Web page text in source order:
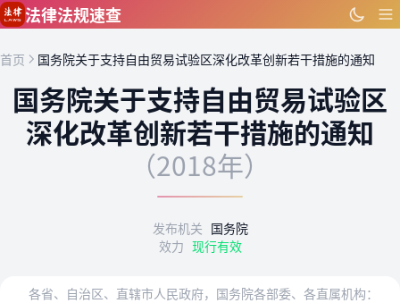
跳到主要内容
法律法规速查
首页 国务院关于支持自由贸易试验区深化改革创新若干措施的通知
国务院关于支持自由贸易试验区
深化改革创新若干措施的通知
（2018年）
发布机关 国务院
效力 现行有效
各省、自治区、直辖市人民政府，国务院各部委、各直属机构：